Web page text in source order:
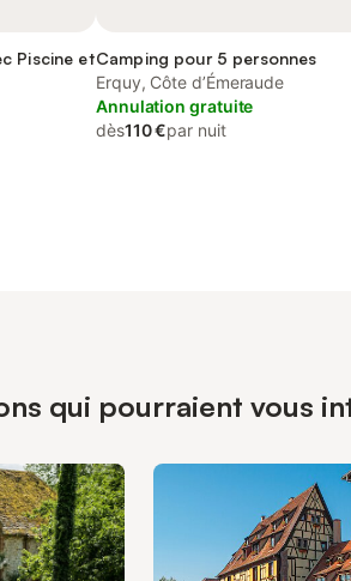
Piscine etCamping pour 5 personnes
Erquy, Côte d’Émeraude
Annulation gratuite
dès110 €par nuit
qui pourraient vous